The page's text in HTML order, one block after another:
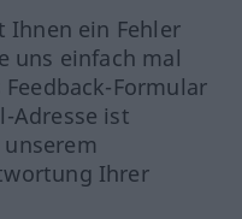
Ihnen ein Fehler
uns einfach mal
Formular
Adresse ist
Ihrer